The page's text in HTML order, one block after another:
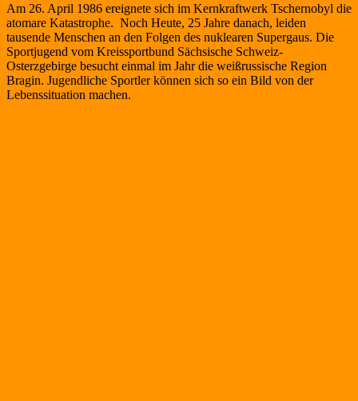
Am 26. April 1986 ereignete sich im Kernkraftwerk Tschernobyl die
atomare Katastrophe. Noch Heute, 25 Jahre danach, leiden
tausende Menschen an den Folgen des nuklearen Supergaus. Die
Sportjugend vom Kreissportbund Sächsische Schweiz-
Osterzgebirge besucht einmal im Jahr die weißrussische Region
Bragin. Jugendliche Sportler können sich so ein Bild von der
Lebenssituation machen.